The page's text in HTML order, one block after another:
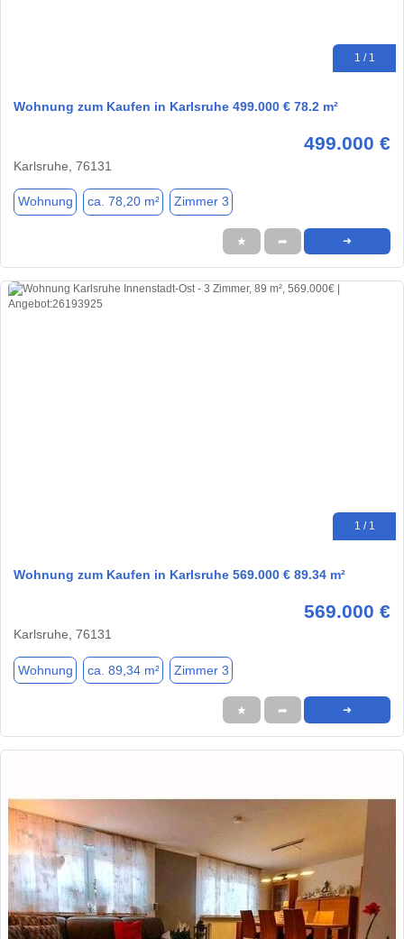
1 / 1
Wohnung zum Kaufen in Karlsruhe 499.000 € 78.2 m²
499.000 €
Karlsruhe, 76131
Wohnung ca. 78,20 m² Zimmer 3
★ ➦ ➜
1 / 1
Wohnung zum Kaufen in Karlsruhe 569.000 € 89.34 m²
569.000 €
Karlsruhe, 76131
Wohnung ca. 89,34 m² Zimmer 3
★ ➦ ➜